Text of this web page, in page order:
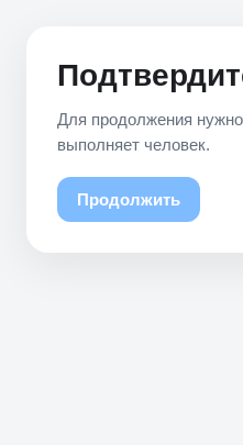
Для продолжения
выполняет человек.
Продолжить